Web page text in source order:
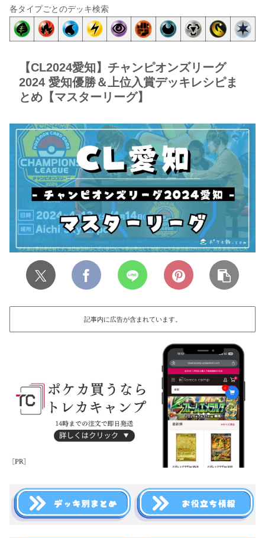
各タイプごとのデッキ検索
【CL2024愛知】チャンピオンズリーグ
2024 愛知優勝＆上位入賞デッキレシピま
とめ【マスターリーグ】
記事内に広告が含まれています。